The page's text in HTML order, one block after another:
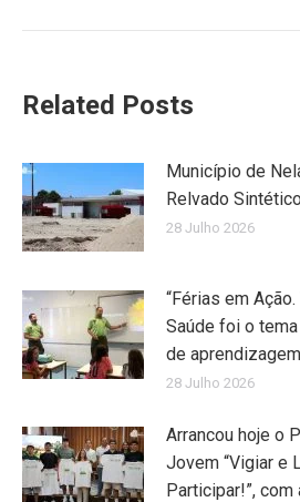
Related Posts
Município de
Relvado
28 Julho 2026
“Férias em
Saúde foi o
de
28 Julho 2026
Arrancou hoje o
Jovem “Vigiar e
Participar!”,